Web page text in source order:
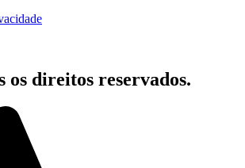
os direitos reservados.